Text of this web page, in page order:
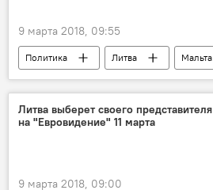
9 марта 2018, 09:55
Политика Литва
Мальта
Хорватия
Даля Грибаускайте
Литва выберет своего представителя
на "Евровидение" 11 марта
9 марта 2018, 09:00